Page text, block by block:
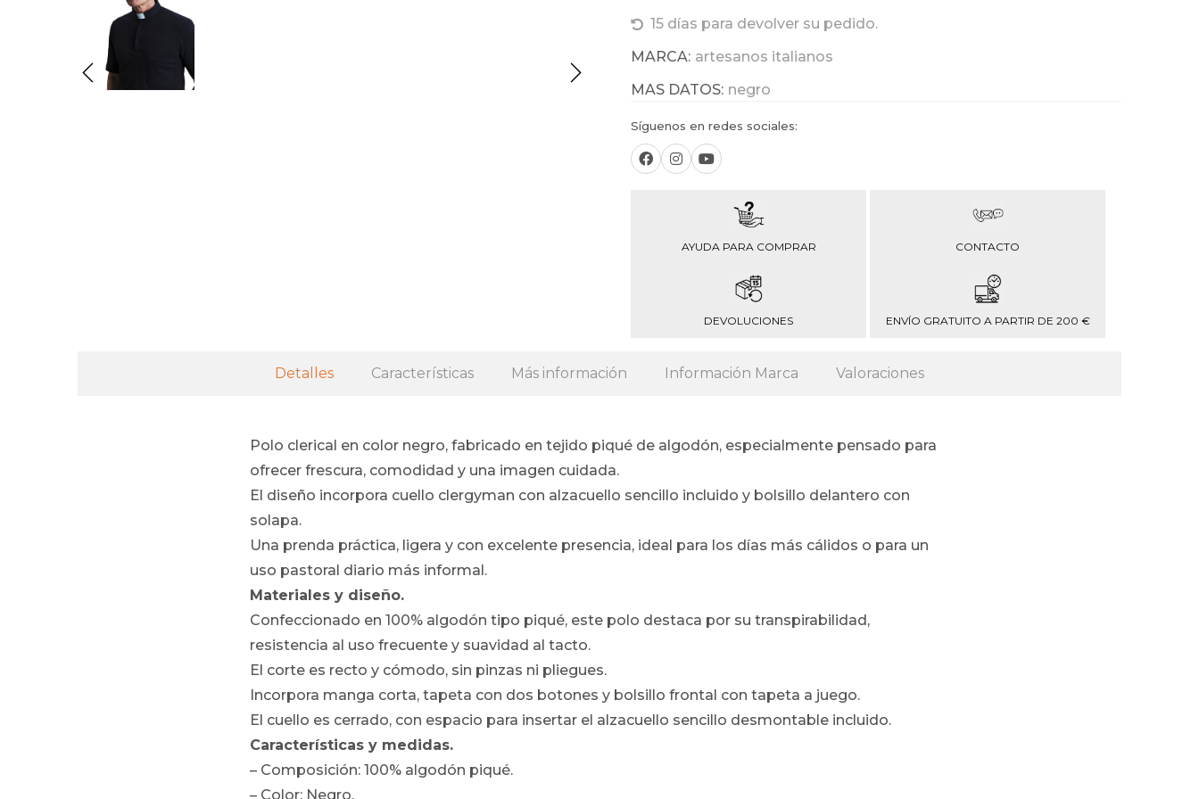
15 días para devolver su pedido.
MARCA: artesanos italianos
MAS DATOS: negro
Síguenos en redes sociales:
AYUDA PARA COMPRAR CONTACTO
DEVOLUCIONES ENVÍO GRATUITO A PARTIR DE 200 €
Detalles Características Más información Información Marca Valoraciones
Polo clerical en color negro, fabricado en tejido piqué de algodón, especialmente pensado para
ofrecer frescura, comodidad y una imagen cuidada.
El diseño incorpora cuello clergyman con alzacuello sencillo incluido y bolsillo delantero con
solapa.
Una prenda práctica, ligera y con excelente presencia, ideal para los días más cálidos o para un
uso pastoral diario más informal.
Materiales y diseño.
Confeccionado en 100% algodón tipo piqué, este polo destaca por su transpirabilidad,
resistencia al uso frecuente y suavidad al tacto.
El corte es recto y cómodo, sin pinzas ni pliegues.
Incorpora manga corta, tapeta con dos botones y bolsillo frontal con tapeta a juego.
El cuello es cerrado, con espacio para insertar el alzacuello sencillo desmontable incluido.
Características y medidas.
– Composición: 100% algodón piqué.
– Color: Negro.